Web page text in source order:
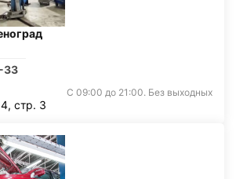
33
С 09:00 до 21:00. Без выходных
стр. 3